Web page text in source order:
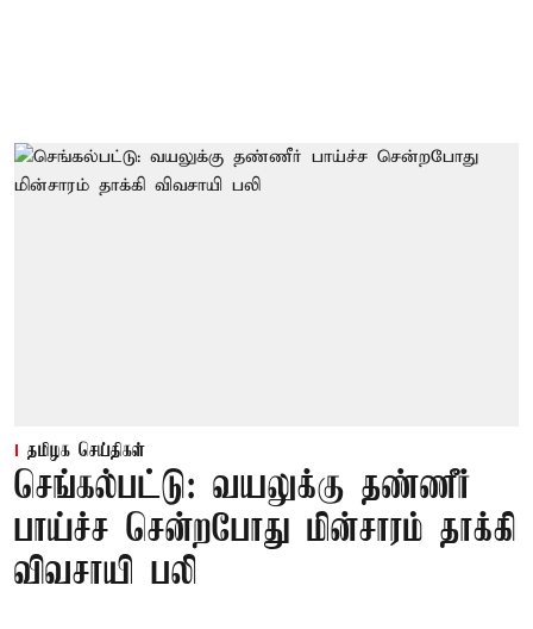
தமிழக செய்திகள்
செங்கல்பட்டு: வயலுக்கு தண்ணீர்
பாய்ச்ச சென்றபோது மின்சாரம் தாக்கி
விவசாயி பலி